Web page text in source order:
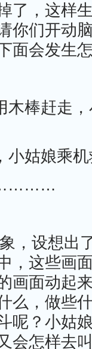
了，这样
你们开动
面会发生
木棒赶走
小姑娘乘
，设想出
，这些画
画面动起
么，做些
呢？小姑
会怎样去